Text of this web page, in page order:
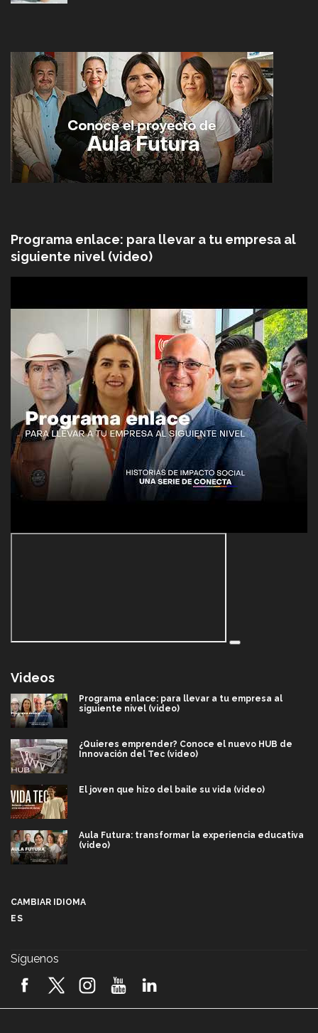
Programa enlace: para llevar a tu empresa al
siguiente nivel (video)
Videos
Programa enlace: para llevar a tu empresa al
siguiente nivel (video)
¿Quieres emprender? Conoce el nuevo HUB de
Innovación del Tec (video)
El joven que hizo del baile su vida (video)
Aula Futura: transformar la experiencia educativa
(video)
2026! (video)
CAMBIAR IDIOMA
ES
Síguenos